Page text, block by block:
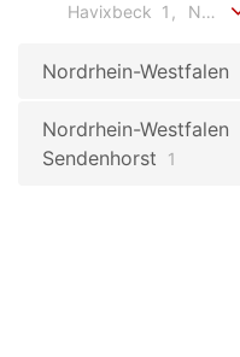
Havixbeck 1 Nordkirchen
Nordrhein-Westfalen
Nordrhein-Westfalen
Sendenhorst 1